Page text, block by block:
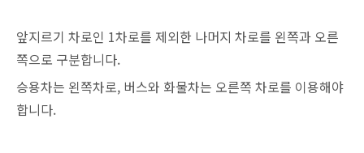
앞지르기 차로인 1차로를 제외한 나머지 차로를 왼쪽과 오른
쪽으로 구분합니다.
승용차는 왼쪽차로, 버스와 화물차는 오른쪽 차로를 이용해야
합니다.